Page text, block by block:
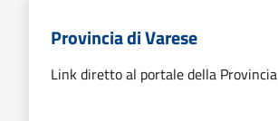
Provincia di Varese
Link diretto al portale della Provincia